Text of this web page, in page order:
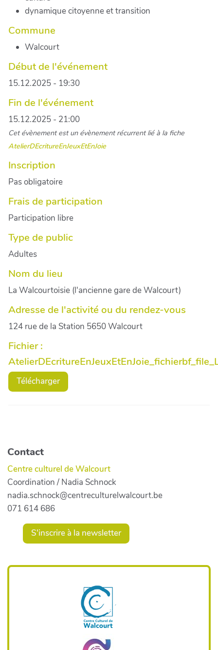
dynamique citoyenne et transition
Commune
Walcourt
Début de l'événement
15.12.2025 - 19:30
Fin de l'événement
15.12.2025 - 21:00
Cet évènement est un évènement récurrent lié à la fiche
AtelierDEcritureEnJeuxEtEnJoie
Inscription
Pas obligatoire
Frais de participation
Participation libre
Type de public
Adultes
Nom du lieu
La Walcourtoisie (l'ancienne gare de Walcourt)
Adresse de l'activité ou du rendez-vous
124 rue de la Station 5650 Walcourt
Fichier :
Télécharger
Contact
Centre culturel de Walcourt
Coordination / Nadia Schnock
nadia.schnock@centreculturelwalcourt.be
071 614 686
S'inscrire à la newsletter